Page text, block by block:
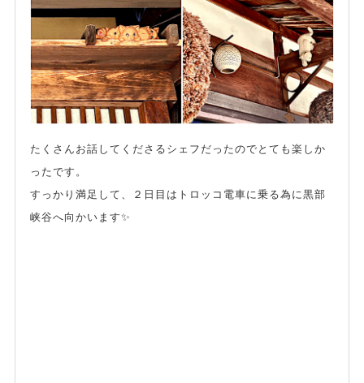
たくさんお話してくださるシェフだったのでとても楽しか
ったです。
すっかり満足して、２日目はトロッコ電車に乗る為に黒部
峡谷へ向かいます✨